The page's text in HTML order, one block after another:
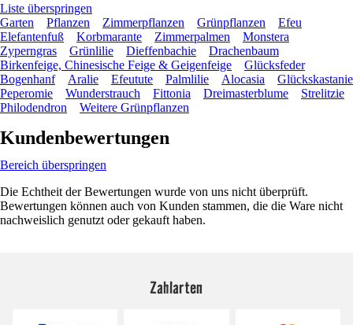
Liste überspringen
Garten
Pflanzen Zimmerpflanzen Grünpflanzen
Efeu
Elefantenfuß
Korbmarante Zimmerpalmen
Monstera
Zyperngras
Grünlilie Dieffenbachie
Drachenbaum
Birkenfeige, Chinesische Feige & Geigenfeige
Glücksfeder
Bogenhanf
Aralie Efeutute Palmlilie Alocasia
Glückskastanie
Peperomie
Wunderstrauch Fittonia Dreimasterblume
Strelitzie
Philodendron
Weitere Grünpflanzen
Kundenbewertungen
Bereich überspringen
Die Echtheit der Bewertungen wurde von uns nicht überprüft.
Bewertungen können auch von Kunden stammen, die die Ware nicht
nachweislich genutzt oder gekauft haben.
Zahlarten